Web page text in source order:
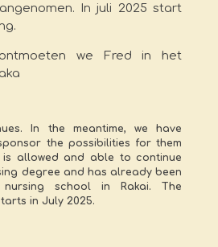
In juli 2025 start
we Fred in het
In the meantime, we have
the possibilities for them
allowed and able to continue
degree and has already been
school in Rakai. The
in July 2025.